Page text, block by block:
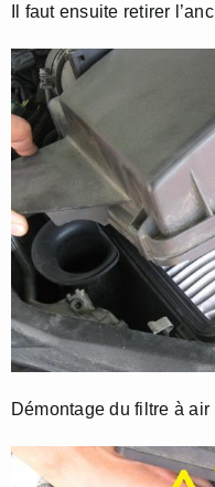
Il faut ensuite retirer
Démontage du filtre à air